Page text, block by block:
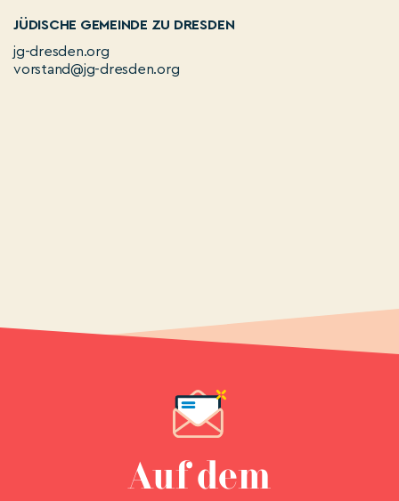
JÜDISCHE GEMEINDE ZU DRESDEN
jg-dresden.org
vorstand@jg-dresden.org
Auf dem